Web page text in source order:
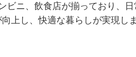
ビニ、飲食店が揃っており、
上し、快適な暮らしが実現しま